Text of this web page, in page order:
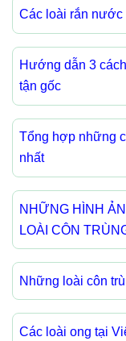
Các loài rắn nước
Hướng dẫn 3
tận gốc
Tổng hợp những
nhất
NHỮNG HÌNH
LOÀI CÔN
Những loài côn
Các loài ong tại